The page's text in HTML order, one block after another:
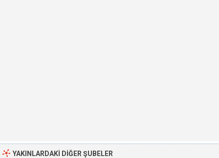
YAKINLARDAKI DIĞER ŞUBELER